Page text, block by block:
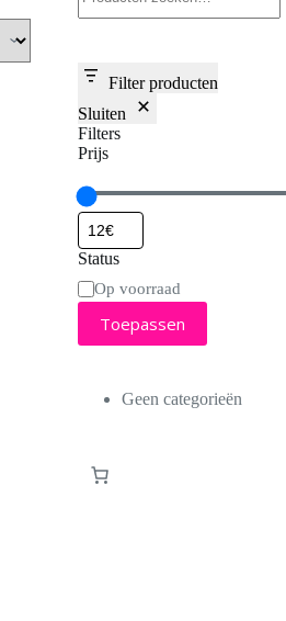
Filter producten
Sluiten
Filters
Prijs
Status
StatusOp voorraad
Toepassen
Geen categorieën